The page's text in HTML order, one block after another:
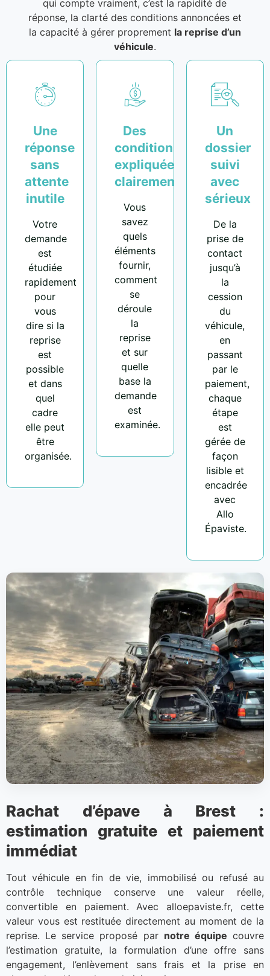
qui compte vraiment, c’est la rapidité de
réponse, la clarté des conditions annoncées et
la capacité à gérer proprement la reprise d’un
véhicule.
Une
réponse
sans
attente
inutile
Votre
demande
est
étudiée
rapidement
pour
vous
dire si la
reprise
est
possible
et dans
quel
cadre
elle peut
être
organisée.
Des
conditions
expliquées
clairement
Vous
savez
quels
éléments
fournir,
comment
se
déroule
la
reprise
et sur
quelle
base la
demande
est
examinée.
Un
dossier
suivi
avec
sérieux
De la
prise de
contact
jusqu’à
la
cession
du
véhicule,
en
passant
par le
paiement,
chaque
étape
est
gérée de
façon
lisible et
encadrée
avec
Allo
Épaviste.
Rachat d’épave à Brest :
estimation gratuite et paiement
immédiat
Tout véhicule en fin de vie, immobilisé ou refusé au
contrôle technique conserve une valeur réelle,
convertible en paiement. Avec alloepaviste.fr, cette
valeur vous est restituée directement au moment de la
reprise. Le service proposé par notre équipe couvre
l’estimation gratuite, la formulation d’une offre sans
engagement, l’enlèvement sans frais et la prise en